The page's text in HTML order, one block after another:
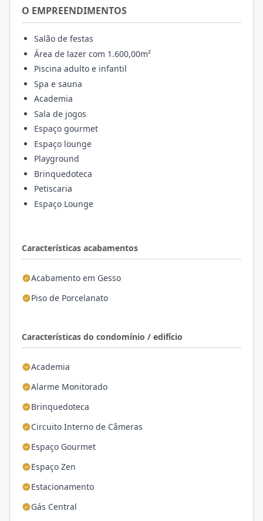
Características acabamentos
Acabamento em Gesso
Piso de Porcelanato
Características do condomínio / edifício
Academia
Alarme Monitorado
Brinquedoteca
Circuito Interno de Câmeras
Espaço Gourmet
Espaço Zen
Estacionamento
Gás Central
O EMPREENDIMENTOS
Salão de festas
Área de lazer com 1.600,00m²
Piscina adulto e infantil
Spa e sauna
Academia
Sala de jogos
Espaço gourmet
Espaço lounge
Playground
Brinquedoteca
Petiscaria
Espaço Lounge